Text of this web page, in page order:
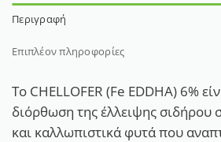
Περιγραφή
Επιπλέον πληροφορίες
Το CHELLOFER (Fe EDDHA) 6%
διόρθωση της έλλειψης σιδήρου
και καλλωπιστικά φυτά που